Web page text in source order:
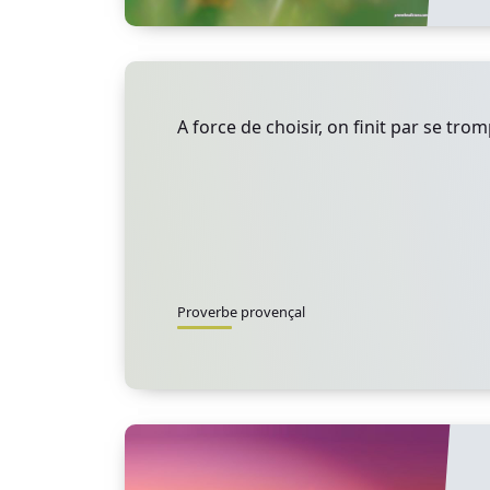
A force de choisir, on finit par se
Proverbe provençal